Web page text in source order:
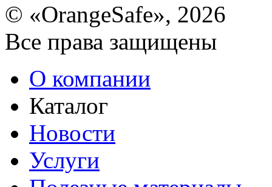
© «OrangeSafe», 2026
Все права защищены
О компании
Каталог
Новости
Услуги